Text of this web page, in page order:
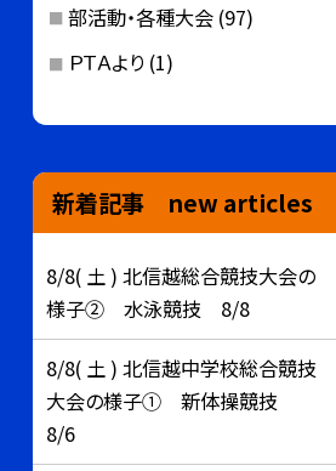
部活動・各種大会 (97)
ＰＴＡより (1)
新着記事 new articles
8/8( 土 ) 北信越総合競技大会の
様子② 水泳競技 8/8
8/8( 土 ) 北信越中学校総合競技
大会の様子① 新体操競技
8/6